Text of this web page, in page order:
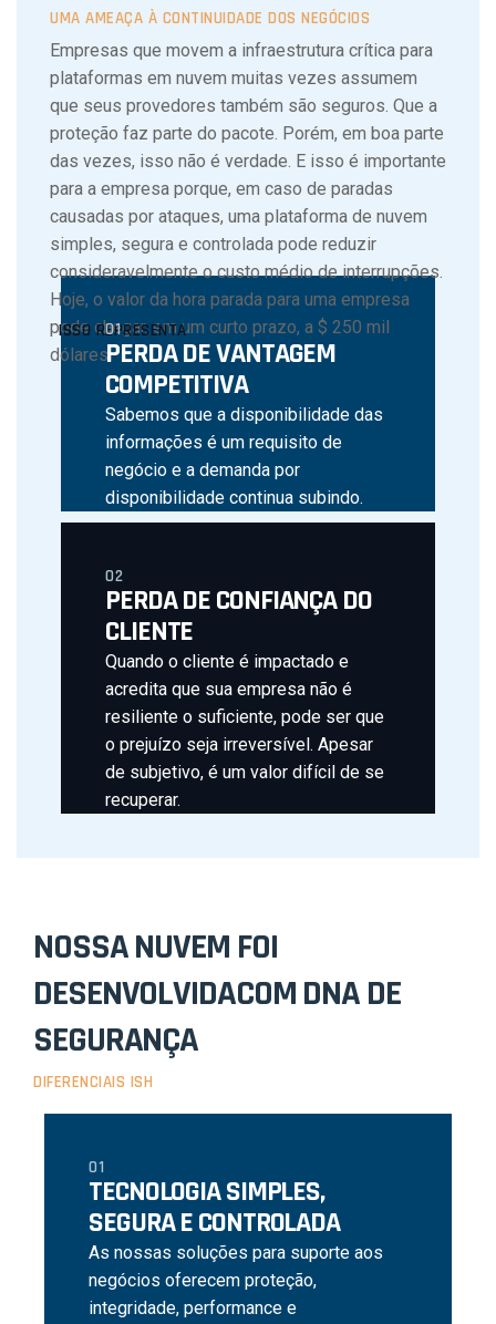
UMA AMEAÇA À CONTINUIDADE DOS NEGÓCIOS
Empresas que movem a infraestrutura crítica para
plataformas em nuvem muitas vezes assumem
que seus provedores também são seguros. Que a
proteção faz parte do pacote. Porém, em boa parte
das vezes, isso não é verdade. E isso é importante
para a empresa porque, em caso de paradas
causadas por ataques, uma plataforma de nuvem
simples, segura e controlada pode reduzir
consideravelmente o custo médio de interrupções.
Hoje, o valor da hora parada para uma empresa
pode chegar, em um curto prazo, a $ 250 mil
dólares.
ISSO REPRESENTA
01
PERDA DE VANTAGEM
COMPETITIVA
Sabemos que a disponibilidade das
informações é um requisito de
negócio e a demanda por
disponibilidade continua subindo.
02
PERDA DE CONFIANÇA DO
CLIENTE
Quando o cliente é impactado e
acredita que sua empresa não é
resiliente o suficiente, pode ser que
o prejuízo seja irreversível. Apesar
de subjetivo, é um valor difícil de se
recuperar.
NOSSA NUVEM FOI
DESENVOLVIDACOM DNA DE
SEGURANÇA
DIFERENCIAIS ISH
01
TECNOLOGIA SIMPLES,
SEGURA E CONTROLADA
As nossas soluções para suporte aos
negócios oferecem proteção,
integridade, performance e